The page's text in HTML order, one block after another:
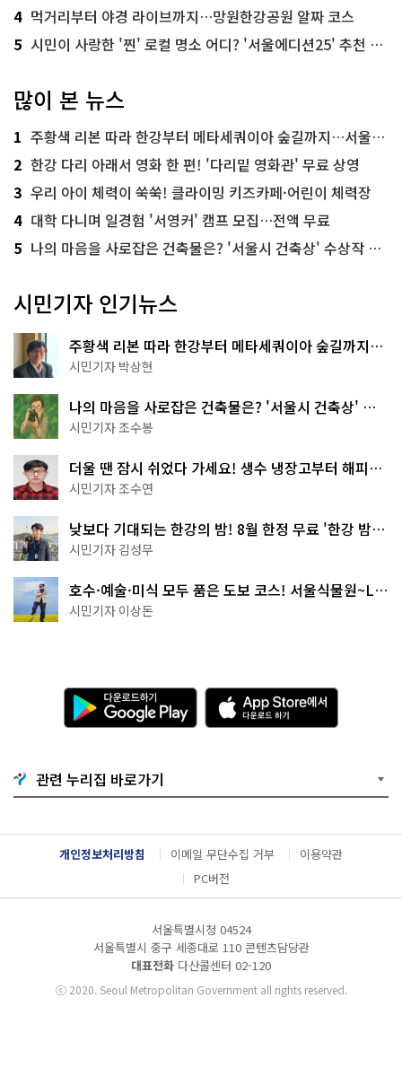
4 먹거리부터 야경 라이브까지…망원한강공원 알짜 코스
5 시민이 사랑한 '찐' 로컬 명소 어디? '서울에디션25' 추천 코스
많이 본 뉴스
1 주황색 리본 따라 한강부터 메타세쿼이아 숲길까지…서울둘레길 15코스
2 한강 다리 아래서 영화 한 편! '다리밑 영화관' 무료 상영
3 우리 아이 체력이 쑥쑥! 클라이밍 키즈카페·어린이 체력장
4 대학 다니며 일경험 '서영커' 캠프 모집…전액 무료
5 나의 마음을 사로잡은 건축물은? '서울시 건축상' 수상작 공개!
시민기자 인기뉴스
주황색 리본 따라 한강부터 메타세쿼이아 숲길까지…
서울둘레길 15코스
시민기자 박상현
나의 마음을 사로잡은 건축물은? '서울시 건축상' 수
상작 공개!
시민기자 조수봉
더울 땐 잠시 쉬었다 가세요! 생수 냉장고부터 해피소
·무더위쉼터까지
시민기자 조수연
낮보다 기대되는 한강의 밤! 8월 한정 무료 '한강 밤
핑' 예약은?
시민기자 김성무
호수·예술·미식 모두 품은 도보 코스! 서울식물원~LG
아트센터~마곡테라스거리
시민기자 이상돈
다
운
로
기
G
o
g
l
e
l
A
p
p
e
서
다
운
드
관련 누리집 바로가기
개인정보처리방침 이메일 무단수집 거부
이용약관
PC버전
서울특별시청 04524
서울특별시 중구 세종대로 110 콘텐츠담당관
대표전화 다산콜센터 02-120
ⓒ2020. Seoul Metropolitan Government all rights reserved.